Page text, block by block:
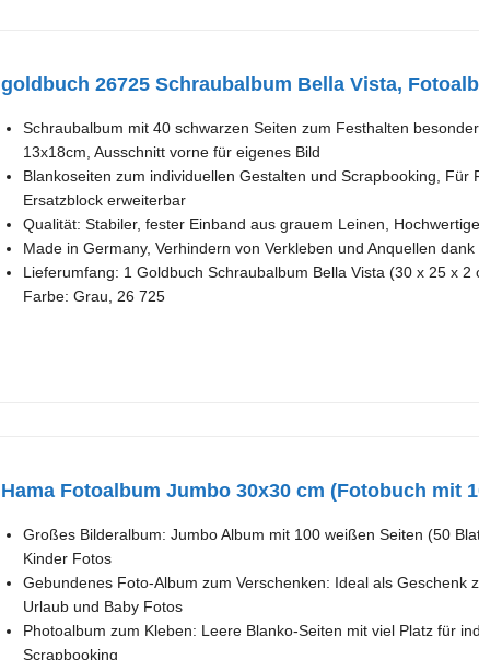
goldbuch 26725 Schraubalbum Bella Vista,
Schraubalbum mit 40 schwarzen Seiten zum Festhalten
13x18cm, Ausschnitt vorne für eigenes Bild
Blankoseiten zum individuellen Gestalten und Scrapbooking,
Ersatzblock erweiterbar
Qualität: Stabiler, fester Einband aus grauem Leinen,
Made in Germany, Verhindern von Verkleben und Anquellen
Lieferumfang: 1 Goldbuch Schraubalbum Bella Vista (30 x 25 x
Farbe: Grau, 26 725
Hama Fotoalbum Jumbo 30x30 cm (Fotobuch mit
Großes Bilderalbum: Jumbo Album mit 100 weißen Seiten (50
Kinder Fotos
Gebundenes Foto-Album zum Verschenken: Ideal als
Urlaub und Baby Fotos
Photoalbum zum Kleben: Leere Blanko-Seiten mit viel Platz für
Scrapbooking